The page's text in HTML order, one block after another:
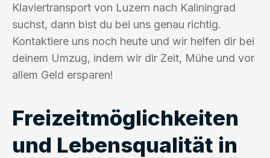
Klaviertransport von Luzern nach Kaliningrad
suchst, dann bist du bei uns genau richtig.
Kontaktiere uns noch heute und wir helfen dir bei
deinem Umzug, indem wir dir Zeit, Mühe und vor
allem Geld ersparen!
Freizeitmöglichkeiten
und Lebensqualität in